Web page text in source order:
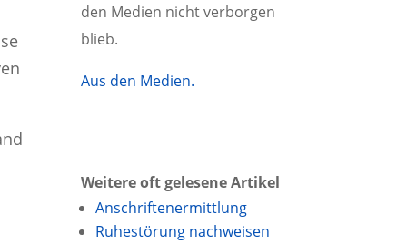
den Medien nicht verborgen
blieb.
Aus den Medien.
Weitere oft gelesene Artikel
Anschriftenermittlung
Ruhestörung nachweisen